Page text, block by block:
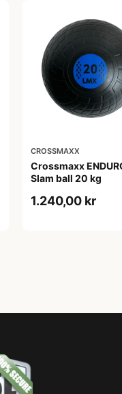
CROSSMAXX
Crossmaxx
Slam ball 20 kg
1.240,00 kr